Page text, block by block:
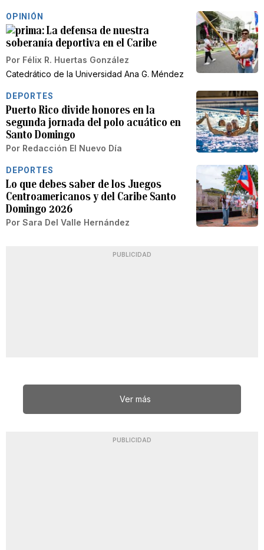
OPINIÓN
La defensa de nuestra
soberanía deportiva en el Caribe
Por Félix R. Huertas González
Catedrático de la Universidad Ana G. Méndez
DEPORTES
Puerto Rico divide honores en la
segunda jornada del polo acuático en
Santo Domingo
Por Redacción El Nuevo Día
DEPORTES
Lo que debes saber de los Juegos
Centroamericanos y del Caribe Santo
Domingo 2026
Por Sara Del Valle Hernández
PUBLICIDAD
Ver más
PUBLICIDAD